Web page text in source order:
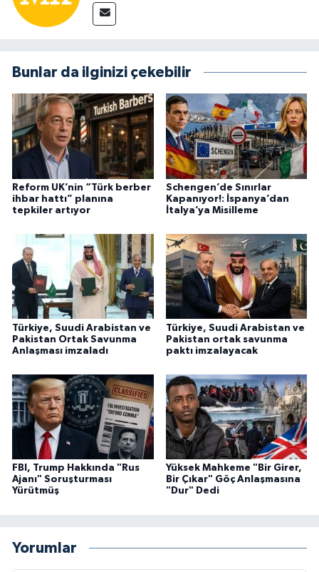
Bunlar da ilginizi çekebilir
Reform UK’nin “Türk berber
ihbar hattı” planına
tepkiler artıyor
Schengen’de Sınırlar
Kapanıyor!: İspanya’dan
İtalya’ya Misilleme
Türkiye, Suudi Arabistan ve
Pakistan Ortak Savunma
Anlaşması imzaladı
Türkiye, Suudi Arabistan ve
Pakistan ortak savunma
paktı imzalayacak
FBI, Trump Hakkında "Rus
Ajanı" Soruşturması
Yürütmüş
Yüksek Mahkeme "Bir Girer,
Bir Çıkar" Göç Anlaşmasına
"Dur" Dedi
Yorumlar